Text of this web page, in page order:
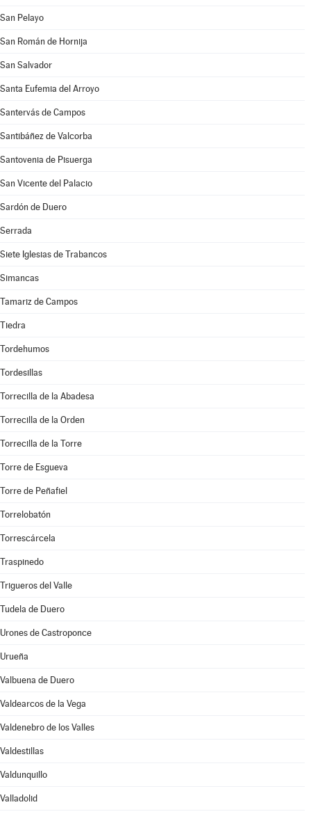
San Pelayo
San Román de Hornija
San Salvador
Santa Eufemia del Arroyo
Santervás de Campos
Santibáñez de Valcorba
Santovenia de Pisuerga
San Vicente del Palacio
Sardón de Duero
Serrada
Siete Iglesias de Trabancos
Simancas
Tamariz de Campos
Tiedra
Tordehumos
Tordesillas
Torrecilla de la Abadesa
Torrecilla de la Orden
Torrecilla de la Torre
Torre de Esgueva
Torre de Peñafiel
Torrelobatón
Torrescárcela
Traspinedo
Trigueros del Valle
Tudela de Duero
Urones de Castroponce
Urueña
Valbuena de Duero
Valdearcos de la Vega
Valdenebro de los Valles
Valdestillas
Valdunquillo
Valladolid